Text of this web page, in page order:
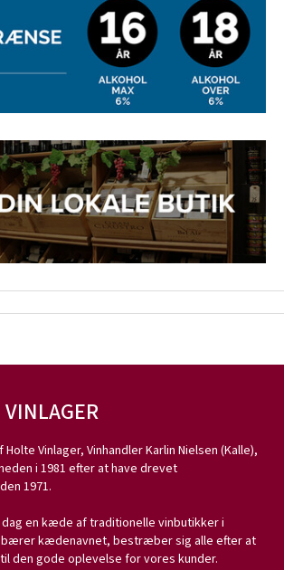
Vinlager, Vinhandler Karlin Nielsen (Kalle),
i 1981 efter at have drevet
1971.
dag en kæde af traditionelle vinbutikker i
bærer kædenavnet, bestræber sig alle efter at
den gode oplevelse for vores kunder.